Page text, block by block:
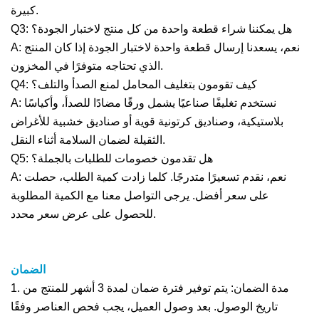
كبيرة.
Q3: هل يمكننا شراء قطعة واحدة من كل منتج لاختبار الجودة؟
A: نعم، يسعدنا إرسال قطعة واحدة لاختبار الجودة إذا كان المنتج
الذي تحتاجه متوفرًا في المخزون.
Q4: كيف تقومون بتغليف المحامل لمنع الصدأ والتلف؟
A: نستخدم تغليفًا صناعيًا يشمل ورقًا مضادًا للصدأ، وأكياسًا
بلاستيكية، وصناديق كرتونية قوية أو صناديق خشبية للأغراض
الثقيلة لضمان السلامة أثناء النقل.
Q5: هل تقدمون خصومات للطلبات بالجملة؟
A: نعم، نقدم تسعيرًا متدرجًا. كلما زادت كمية الطلب، حصلت
على سعر أفضل. يرجى التواصل معنا مع الكمية المطلوبة
للحصول على عرض سعر محدد.
الضمان
1. مدة الضمان: يتم توفير فترة ضمان لمدة 3 أشهر للمنتج من
تاريخ الوصول. بعد وصول العميل، يجب فحص العناصر وفقًا